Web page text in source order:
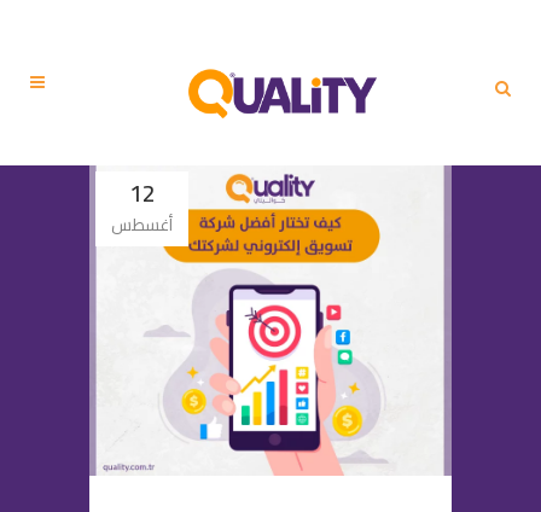
12
أغسطس